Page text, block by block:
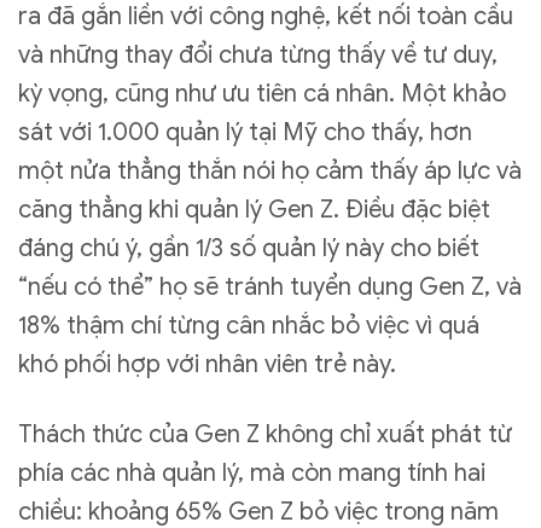
ra đã gắn liền với công nghệ, kết nối toàn cầu
và những thay đổi chưa từng thấy về tư duy,
kỳ vọng, cũng như ưu tiên cá nhân. Một khảo
sát với 1.000 quản lý tại Mỹ cho thấy, hơn
một nửa thẳng thắn nói họ cảm thấy áp lực và
căng thẳng khi quản lý Gen Z. Điều đặc biệt
đáng chú ý, gần 1/3 số quản lý này cho biết
“nếu có thể” họ sẽ tránh tuyển dụng Gen Z, và
18% thậm chí từng cân nhắc bỏ việc vì quá
khó phối hợp với nhân viên trẻ này.
Thách thức của Gen Z không chỉ xuất phát từ
phía các nhà quản lý, mà còn mang tính hai
chiều: khoảng 65% Gen Z bỏ việc trong năm